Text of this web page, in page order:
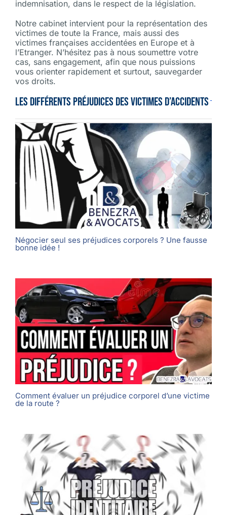
indemnisation, dans le respect de la législation.
Notre cabinet intervient pour la représentation des
victimes de toute la France, mais aussi des
victimes françaises accidentées en Europe et à
l’Etranger. N’hésitez pas à nous soumettre votre
cas, sans engagement, afin que nous puissions
vous orienter rapidement et surtout, sauvegarder
vos droits.
LES DIFFÉRENTS PRÉJUDICES DES VICTIMES D’ACCIDENTS
Négocier seul ses préjudices corporels ? Une fausse
bonne idée !
Comment évaluer un préjudice corporel d’une victime
de la route ?